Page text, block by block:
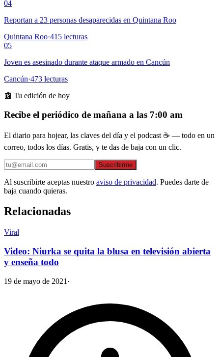
04
Reportan a 23 personas desaparecidas en Quintana Roo
Quintana Roo·415 lecturas
05
Joven es asesinado durante ataque armado en Cancún
Cancún·473 lecturas
📰 Tu edición de hoy
Recibe el periódico de mañana a las 7:00 am
El diario para hojear, las claves del día y el podcast ☕ — todo en un
correo, todos los días. Gratis, y te das de baja con un clic.
Suscribirme
Al suscribirte aceptas nuestro aviso de privacidad. Puedes darte de
baja cuando quieras.
Relacionadas
Viral
Video: Niurka se quita la blusa en televisión abierta
y enseña todo
19 de mayo de 2021 ·